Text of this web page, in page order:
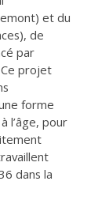
et du
de
par
projet
forme
l’âge, pour
dans la